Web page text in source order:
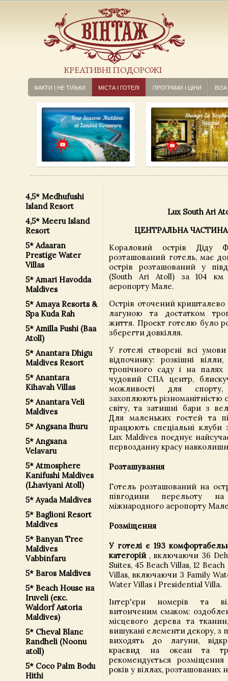
КРЕАТИВНІ ПОДОРОЖІ
ФАКТИ І НЕ ТІЛЬКИ МІСТА І ГОТЕЛІ ПРОГРАМИ І ЦІНИ ВІЗА
4,5* Medhufushi
Island Resort
4,5* Meeru Island
Resort
5* Adaaran
Prestige Water
Villas
5* Amari Havodda
Maldives
5* Amaya Resorts &
Spa Kuda Rah
5* Amilla Fushi (Baa
Atoll)
5* Anantara Dhigu
Maldives Resort
5* Anantara
Kihavah Villas
5* Anantara Veli
Maldives
5* Angsana Ihuru
5* Angsana
Velavaru
5* Atmosphere
Kanifushi Maldives
(Lhaviyani Atoll)
5* Ayada Maldives
5* Baglioni Resort
Maldives
5* Banyan Tree
Maldives
Vabbinfaru
5* Baros Maldives
5* Beach House на
Iruveli (екс.
Waldorf Astoria
Maldives)
5* Cheval Blanc
Randheli (Noonu
atoll)
5* Coco Palm Bodu
Hithi
Lux South Ari
ЦЕНТРАЛЬНА ЧАСТИНА
Кораловий острів Діду
розташований готель, має
острів розташований у
(South Ari Atoll) за 104 км
аеропорту Мале.
Острів оточений
лагуною та достатком
життя. Проект готелю було
зберегти довкілля.
У готелі створені всі
відпочинку: розкішні
тропічного саду і на палях
чудовий СПА центр,
можливості для
захоплюють різноманітністю
світу, та затишні бари з
Для маленьких гостей та
працюють спеціальні клуби
Lux Maldives поєднує
первозданну красу
Розташування
Готель розташований на
півгодини перельоту на
міжнародного аеропорту
Розміщення
У готелі є 193
категорій , включаючи 36
Suites, 45 Beach Villas, 12
Villas, включаючи 3 Family
Water Villas і Presidential Villa.
Інтер'єри номерів та
витонченим смаком:
місцевого дерева та
вишукані елементи декору, з
виходять до лагуни,
краєвид на океан та
рекомендується
років у віллах, розташованих